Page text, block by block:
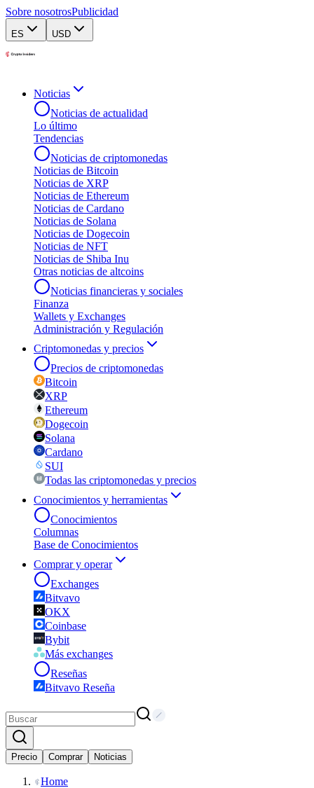
Sobre nosotrosPublicidad
ES USD
Noticias
Noticias de actualidad
Lo último
Tendencias
Noticias de criptomonedas
Noticias de Bitcoin
Noticias de XRP
Noticias de Ethereum
Noticias de Cardano
Noticias de Solana
Noticias de Dogecoin
Noticias de NFT
Noticias de Shiba Inu
Otras noticias de altcoins
Noticias financieras y sociales
Finanza
Wallets y Exchanges
Administración y Regulación
Criptomonedas y precios
Precios de criptomonedas
Bitcoin
XRP
Ethereum
Dogecoin
Solana
Cardano
SUI
Todas las criptomonedas y precios
Conocimientos y herramientas
Conocimientos
Columnas
Base de Conocimientos
Comprar y operar
Exchanges
Bitvavo
OKX
Coinbase
Bybit
Más exchanges
Reseñas
Bitvavo Reseña
Precio Comprar Noticias
Home